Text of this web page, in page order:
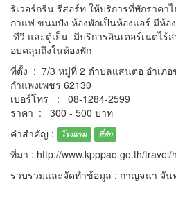
ริเวอร์กรีน รีสอร์ท ให้บริการที่พักราคา
กาแฟ ขนมปัง ห้องพักเป็นห้องแอร์ มีห้อ
ทีวี และตู้เย็น มีบริการอินเตอร์เนตไ
อบคลุมถึงในห้องพัก
ที่ตั้ง : 7/3 หมู่ที่ 2 ตำบลแสนตอ อำเภ
กำแพงเพชร 62130
เบอร์โทร : 08-1284-2599
ราคา : 300 - 500 บาท
คำสำคัญ :
โรงแรม ที่พัก
ที่มา : http://www.kpppao.go.th/travel/
รวบรวมและจัดทำข้อมูล : กาญจนา จัน